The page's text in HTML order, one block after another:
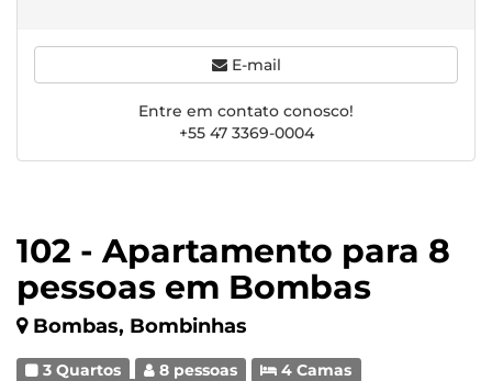
102 - Apartamento para 8
pessoas em Bombas
Bombas, Bombinhas
3 Quartos 8 pessoas
4 Camas
E-mail
Entre em contato conosco!
+55 47 3369-0004